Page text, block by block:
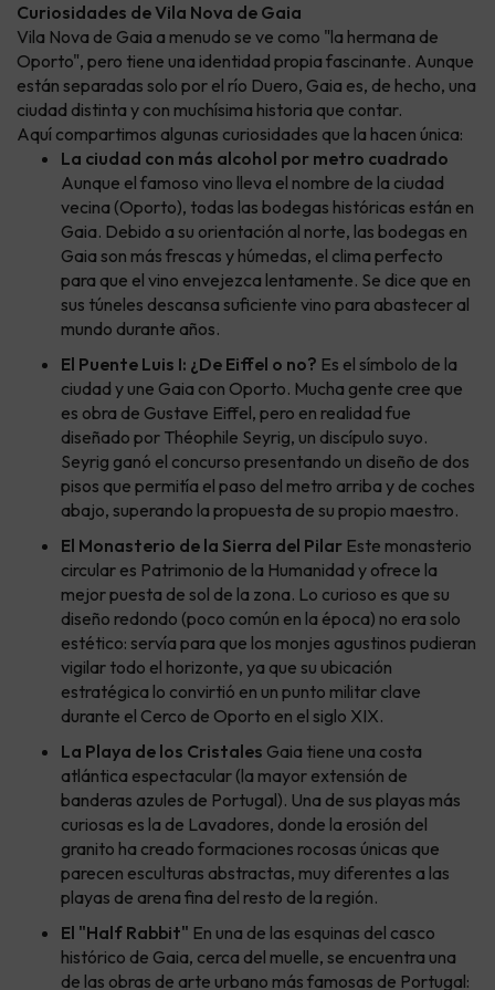
Curiosidades de Vila Nova de Gaia
Vila Nova de Gaia a menudo se ve como "la hermana de
Oporto", pero tiene una identidad propia fascinante. Aunque
están separadas solo por el río Duero, Gaia es, de hecho, una
ciudad distinta y con muchísima historia que contar.
Aquí compartimos algunas curiosidades que la hacen única:
La ciudad con más alcohol por metro cuadrado
Aunque el famoso vino lleva el nombre de la ciudad
vecina (Oporto), todas las bodegas históricas están en
Gaia. Debido a su orientación al norte, las bodegas en
Gaia son más frescas y húmedas, el clima perfecto
para que el vino envejezca lentamente. Se dice que en
sus túneles descansa suficiente vino para abastecer al
mundo durante años.
El Puente Luis I: ¿De Eiffel o no? Es el símbolo de la
ciudad y une Gaia con Oporto. Mucha gente cree que
es obra de Gustave Eiffel, pero en realidad fue
diseñado por Théophile Seyrig, un discípulo suyo.
Seyrig ganó el concurso presentando un diseño de dos
pisos que permitía el paso del metro arriba y de coches
abajo, superando la propuesta de su propio maestro.
El Monasterio de la Sierra del Pilar Este monasterio
circular es Patrimonio de la Humanidad y ofrece la
mejor puesta de sol de la zona. Lo curioso es que su
diseño redondo (poco común en la época) no era solo
estético: servía para que los monjes agustinos pudieran
vigilar todo el horizonte, ya que su ubicación
estratégica lo convirtió en un punto militar clave
durante el Cerco de Oporto en el siglo XIX.
La Playa de los Cristales Gaia tiene una costa
atlántica espectacular (la mayor extensión de
banderas azules de Portugal). Una de sus playas más
curiosas es la de Lavadores, donde la erosión del
granito ha creado formaciones rocosas únicas que
parecen esculturas abstractas, muy diferentes a las
playas de arena fina del resto de la región.
El "Half Rabbit" En una de las esquinas del casco
histórico de Gaia, cerca del muelle, se encuentra una
de las obras de arte urbano más famosas de Portugal: